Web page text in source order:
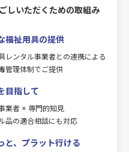
しいただくための取組み
福祉用具の提供
レンタル事業者との連携による
管理体制でご提供
目指して
業者 × 専門的知見
品の適合相談にも対応
と、プラット行ける